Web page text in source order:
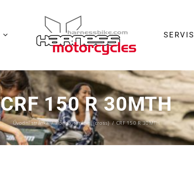
SERVIS
CRF 150 R 30MTH
Úvodní stránka / Honda,terénní (cross) / CRF 150 R 30MTH